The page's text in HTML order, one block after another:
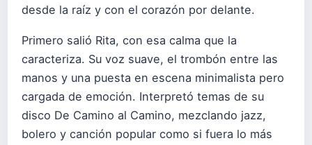
desde la raíz y con el corazón por delante.
Primero salió Rita, con esa calma que la
caracteriza. Su voz suave, el trombón entre las
manos y una puesta en escena minimalista pero
cargada de emoción. Interpretó temas de su
disco De Camino al Camino, mezclando jazz,
bolero y canción popular como si fuera lo más